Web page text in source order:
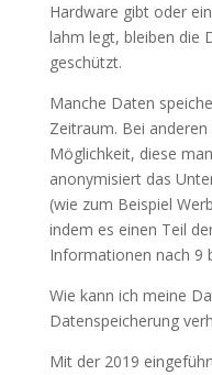
Hardware gibt oder
lahm legt, bleiben die
geschützt.
Manche Daten
Zeitraum. Bei
Möglichkeit, diese
anonymisiert das
(wie zum Beispiel
indem es einen Teil
Informationen nach 9
Wie kann ich meine
Datenspeicherung
Mit der 2019